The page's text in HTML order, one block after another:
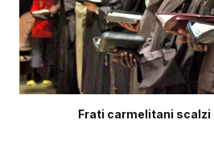
Frati carmelitani scalzi